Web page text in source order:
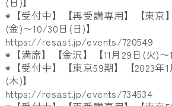
◉【受付中】【再受講専用】【東京
(金)〜10/30日(日)】
https://resast.jp/events/720549
◉【満席】【金沢】【11月29日(火)〜
◉【受付中】【東京59期】【2023年
(木)】
https://resast.jp/events/734534